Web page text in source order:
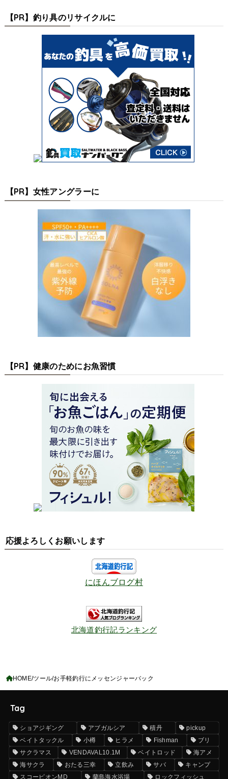
【PR】釣り具のリサイクルに
【PR】女性アングラーに
【PR】健康のためにお魚習慣
応援よろしくお願いします
にほんブログ村
北海道釣行記ランキング
HOME ツール お手軽釣行にメッセンジャーバック
Tag
ショアジギング アブガルシア 積丹
pickup
ベイトタックル
小樽 ヒラメ Fishman
ブリ
サクラマス
VENDAVAL10.1M ベイトロッド
海アメ
海サクラ
おたる三幸 立飲み サバ
キャンプ
スコーピオンMD
蘭島海水浴場
ロックフィッシュ